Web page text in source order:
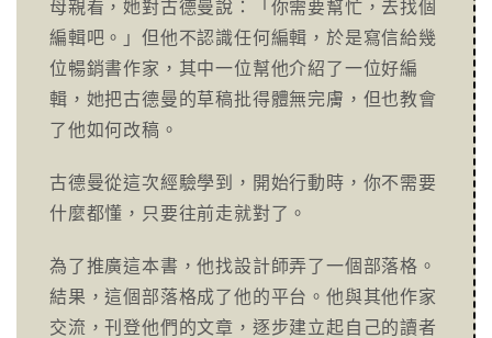
母親看，她對古德曼說：「你需要幫忙，去找個
編輯吧。」但他不認識任何編輯，於是寫信給幾
位暢銷書作家，其中一位幫他介紹了一位好編
輯，她把古德曼的草稿批得體無完膚，但也教會
了他如何改稿。
古德曼從這次經驗學到，開始行動時，你不需要
什麼都懂，只要往前走就對了。
為了推廣這本書，他找設計師弄了一個部落格。
結果，這個部落格成了他的平台。他與其他作家
交流，刊登他們的文章，逐步建立起自己的讀者